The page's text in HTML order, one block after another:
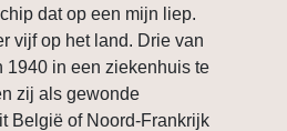
dat op een mijn liep.
vijf op het land. Drie van
1940 in een ziekenhuis te
zij als gewonde
België of Noord-Frankrijk